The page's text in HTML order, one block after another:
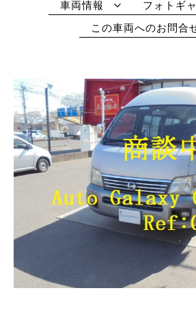
車両情報
フォトギ
この車両へのお問合